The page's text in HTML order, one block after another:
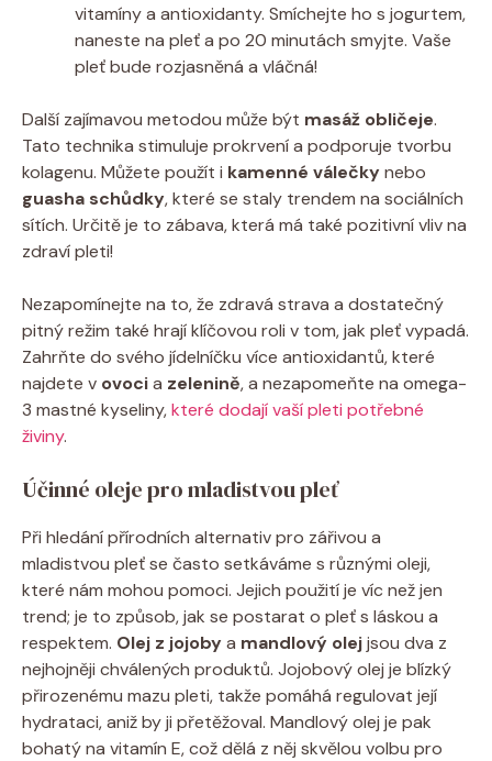
vitamíny a antioxidanty. Smíchejte ho s jogurtem,
naneste na pleť a po 20 minutách smyjte. Vaše
pleť bude rozjasněná a vláčná!
Další zajímavou metodou může být masáž obličeje.
Tato technika stimuluje prokrvení a podporuje tvorbu
kolagenu. Můžete použít i kamenné válečkynebo
guasha schůdky, které se staly trendem na sociálních
sítích. Určitě je to zábava, která má také pozitivní vliv na
zdraví pleti!
Nezapomínejte na to, že zdravá strava a dostatečný
pitný režim také hrají klíčovou roli v tom, jak pleť vypadá.
Zahrňte do svého jídelníčku více antioxidantů, které
najdete v ovocia zelenině, a nezapomeňte na omega-
3 mastné kyseliny,které dodají vaší pleti potřebné
živiny.
Účinné oleje pro mladistvou pleť
Při hledání přírodních alternativ pro zářivou a
mladistvou pleť se často setkáváme s různými oleji,
které nám mohou pomoci. Jejich použití je víc než jen
trend; je to způsob, jak se postarat o pleť s láskou a
respektem. Olej z jojobya mandlový olejjsou dva z
nejhojněji chválených produktů. Jojobový olej je blízký
přirozenému mazu pleti, takže pomáhá regulovat její
hydrataci, aniž by ji přetěžoval. Mandlový olej je pak
bohatý na vitamín E, což dělá z něj skvělou volbu pro